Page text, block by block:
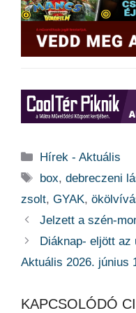
Kategória
Hírek - Aktuális
Címkék
box,debreczeni
zsolt, GYAK,
Jelzett a szén-
Diáknap- eljött
Aktuális 2026. június
KAPCSOLÓDÓ